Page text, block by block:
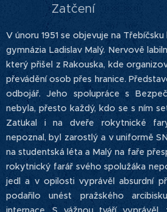
Zatčení
V únoru 1951 se objevuje na
gymnázia Ladislav Malý. Nervově
který přišel z Rakouska, kde
převádění osob přes hranice.
odbojář. Jeho spolupráce s
nebyla, přesto každý, kdo se s ním
Zaťukal i na dveře rokytnické
nepoznal, byl zarostlý a v uniformě
na studentská léta a Malý na faře
rokytnický farář svého spolužáka
jedl a v opilosti vyprávěl absurdní
podařilo unést pražského